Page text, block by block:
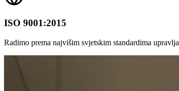
ISO 9001:2015
Radimo prema najvišim svjetskim standardima